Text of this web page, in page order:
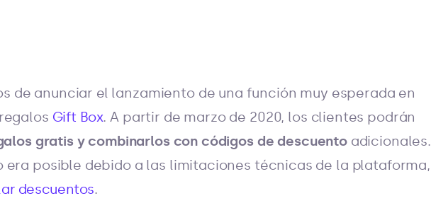
de anunciar el lanzamiento de una función muy esperada en
Gift Box. A partir de marzo de 2020, los clientes podrán
gratis y combinarlos con códigos de descuentoadicionales.
era posible debido a las limitaciones técnicas de la plataforma,
descuentos.